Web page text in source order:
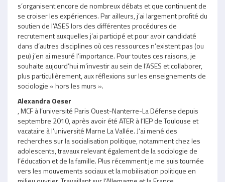
s’organisent encore de nombreux débats et que continuent de
se croiser les expériences. Par ailleurs, j’ai largement profité du
soutien de l’ASES lors des différentes procédures de
recrutement auxquelles j’ai participé et pour avoir candidaté
dans d’autres disciplines où ces ressources n’existent pas (ou
peu) j’en ai mesuré l’importance. Pour toutes ces raisons, je
souhaite aujourd’hui m’investir au sein de l’ASES et collaborer,
plus particulièrement, aux réflexions sur les enseignements de
sociologie « hors les murs ».
Alexandra Oeser
, MCF à l’université Paris Ouest-Nanterre-La Défense depuis
septembre 2010, après avoir été ATER à l’IEP de Toulouse et
vacataire à l’université Marne La Vallée. J’ai mené des
recherches sur la socialisation politique, notamment chez les
adolescents, travaux relevant également de la sociologie de
l’éducation et de la famille. Plus récemment je me suis tournée
vers les mouvements sociaux et la mobilisation politique en